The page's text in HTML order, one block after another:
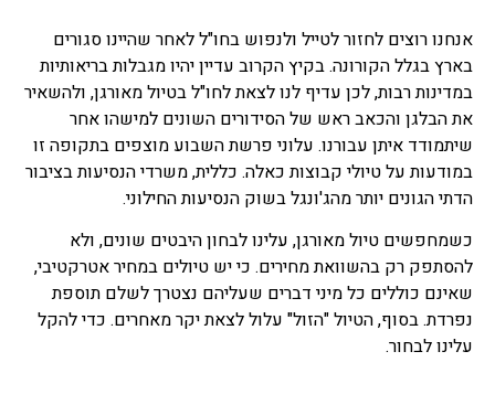
אנחנו רוצים לחזור לטייל ולנפוש בחו"ל לאחר שהיינו סגורים
בארץ בגלל הקורונה. בקיץ הקרוב עדיין יהיו מגבלות בריאותיות
במדינות רבות, לכן עדיף לנו לצאת לחו"ל בטיול מאורגן, ולהשאיר
את הבלגן והכאב ראש של הסידורים השונים למישהו אחר
שיתמודד איתן עבורנו. עלוני פרשת השבוע מוצפים בתקופה זו
במודעות על טיולי קבוצות כאלה. כללית, משרדי הנסיעות בציבור
הדתי הגונים יותר מהג'ונגל בשוק הנסיעות החילוני.
כשמחפשים טיול מאורגן, עלינו לבחון היבטים שונים, ולא
להסתפק רק בהשוואת מחירים. כי יש טיולים במחיר אטרקטיבי,
שאינם כוללים כל מיני דברים שעליהם נצטרך לשלם תוספת
נפרדת. בסוף, הטיול "הזול" עלול לצאת יקר מאחרים. כדי להקל
עלינו לבחור.